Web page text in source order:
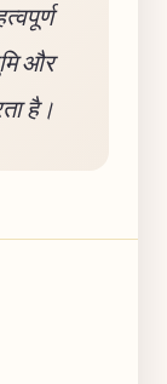
और
है।